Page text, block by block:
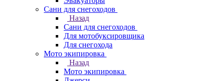
Сани для снегоходов
Назад
Сани для снегоходов
Для мотобуксировщика
Для снегохода
Мото экипировка
Назад
Мото экипировка